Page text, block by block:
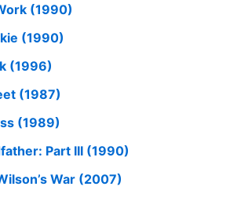
(1990)
(1990)
(1996)
(1987)
(1989)
Part III (1990)
War (2007)